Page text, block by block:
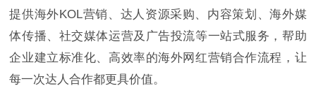
提供海外KOL营销、达人资源采购、内容策划、海外媒
体传播、社交媒体运营及广告投流等一站式服务，帮助
企业建立标准化、高效率的海外网红营销合作流程，让
每一次达人合作都更具价值。